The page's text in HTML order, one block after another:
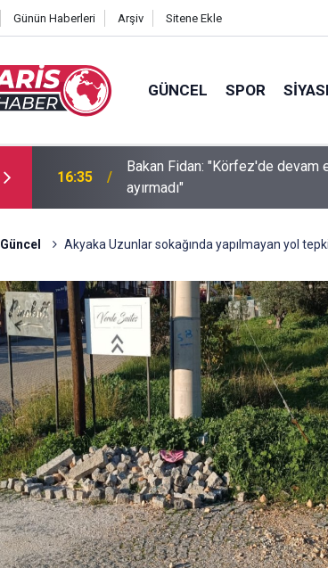
Günün Haberleri Arşiv Sitene Ekle
GÜNCEL SPOR
16:35
Bakan Fidan: "Körfez'de
ayırmadı"
Güncel Akyaka Uzunlar sokağında yapılmayan yol